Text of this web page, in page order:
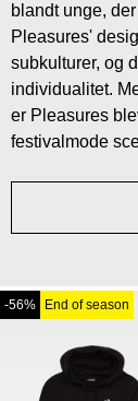
blandt unge,
Pleasures'
subkulturer, og
individualitet.
er Pleasures
festivalmode
-56% End of season